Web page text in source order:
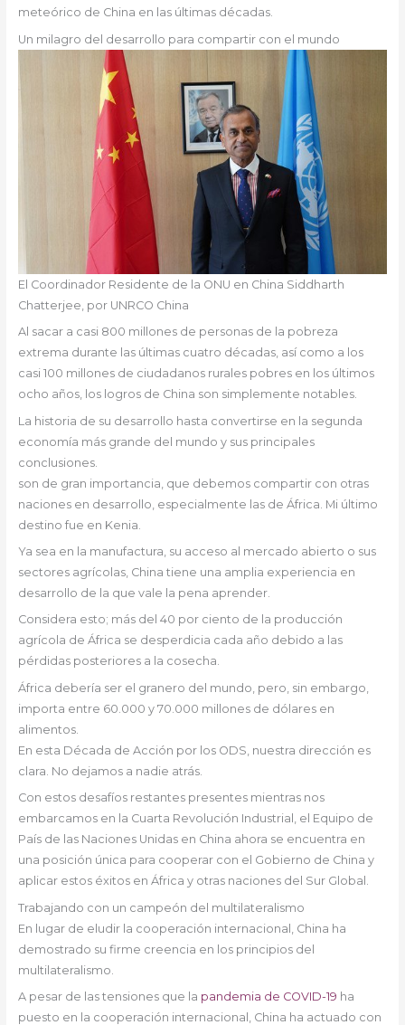
meteórico de China en las últimas décadas.
Un milagro del desarrollo para compartir con el mundo
El Coordinador Residente de la ONU en China Siddharth
Chatterjee, por UNRCO China
Al sacar a casi 800 millones de personas de la pobreza
extrema durante las últimas cuatro décadas, así como a los
casi 100 millones de ciudadanos rurales pobres en los últimos
ocho años, los logros de China son simplemente notables.
La historia de su desarrollo hasta convertirse en la segunda
economía más grande del mundo y sus principales
conclusiones.
son de gran importancia, que debemos compartir con otras
naciones en desarrollo, especialmente las de África. Mi último
destino fue en Kenia.
Ya sea en la manufactura, su acceso al mercado abierto o sus
sectores agrícolas, China tiene una amplia experiencia en
desarrollo de la que vale la pena aprender.
Considera esto; más del 40 por ciento de la producción
agrícola de África se desperdicia cada año debido a las
pérdidas posteriores a la cosecha.
África debería ser el granero del mundo, pero, sin embargo,
importa entre 60.000 y 70.000 millones de dólares en
alimentos.
En esta Década de Acción por los ODS, nuestra dirección es
clara. No dejamos a nadie atrás.
Con estos desafíos restantes presentes mientras nos
embarcamos en la Cuarta Revolución Industrial, el Equipo de
País de las Naciones Unidas en China ahora se encuentra en
una posición única para cooperar con el Gobierno de China y
aplicar estos éxitos en África y otras naciones del Sur Global.
Trabajando con un campeón del multilateralismo
En lugar de eludir la cooperación internacional, China ha
demostrado su firme creencia en los principios del
multilateralismo.
A pesar de las tensiones que la pandemia de COVID-19 ha
puesto en la cooperación internacional, China ha actuado con